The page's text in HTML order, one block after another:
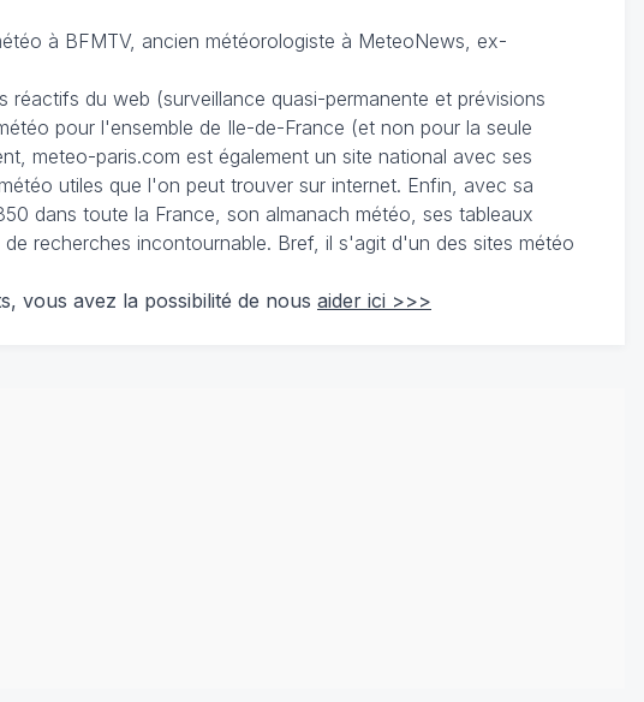
à BFMTV, ancien météorologiste à MeteoNews, ex-
du web (surveillance quasi-permanente et prévisions
pour l'ensemble de Ile-de-France (et non pour la seule
meteo-paris.com est également un site national avec ses
utiles que l'on peut trouver sur internet. Enfin, avec sa
dans toute la France, son almanach météo, ses tableaux
recherches incontournable. Bref, il s'agit d'un des sites météo
vous avez la possibilité de nous aider ici >>>